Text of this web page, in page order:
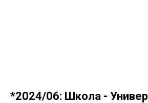
*2024/06: Школа - Универ